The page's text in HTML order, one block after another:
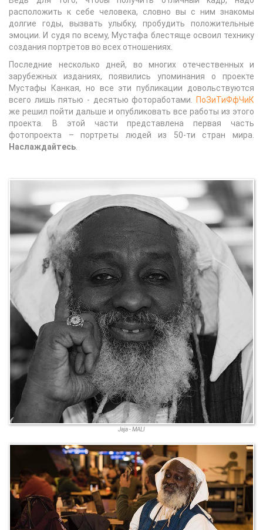
расположить к себе человека, словно вы с ним знакомы
долгие годы, вызвать улыбку, пробудить положительные
эмоции. И судя по всему, Мустафа блестяще освоил технику
создания портретов во всех отношениях.
Последние несколько дней, во многих отечественных и
зарубежных изданиях, появились упоминания о проекте
Мустафы Канкая, но все эти публикации довольствуются
всего лишь пятью - десятью фотоработами.
ПоЗиТиФфЧиК
же решил пойти дальше и опубликовать все работы из этого
проекта. В этой части представлена первая часть
фотопроекта – портреты людей из 50-ти стран мира.
Наслаждайтесь
Jaja - MALI